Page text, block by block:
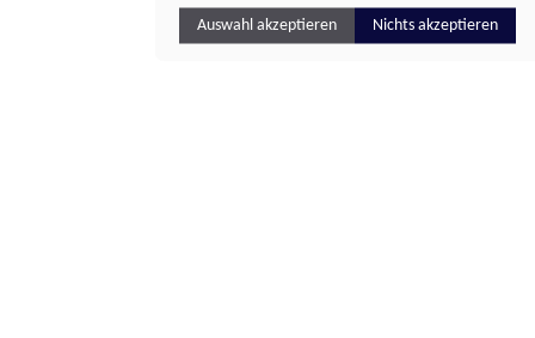
Auswahl akzeptieren Nichts akzeptieren